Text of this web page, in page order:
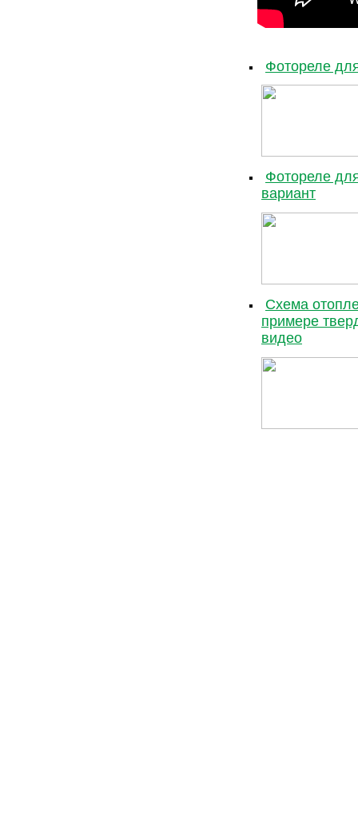
Фотореле
Фотореле
вариант
Схема
примере
видео